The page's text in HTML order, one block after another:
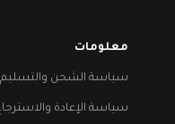
معلومات
سياسة الشحن والتسليم
سياسة الإعادة